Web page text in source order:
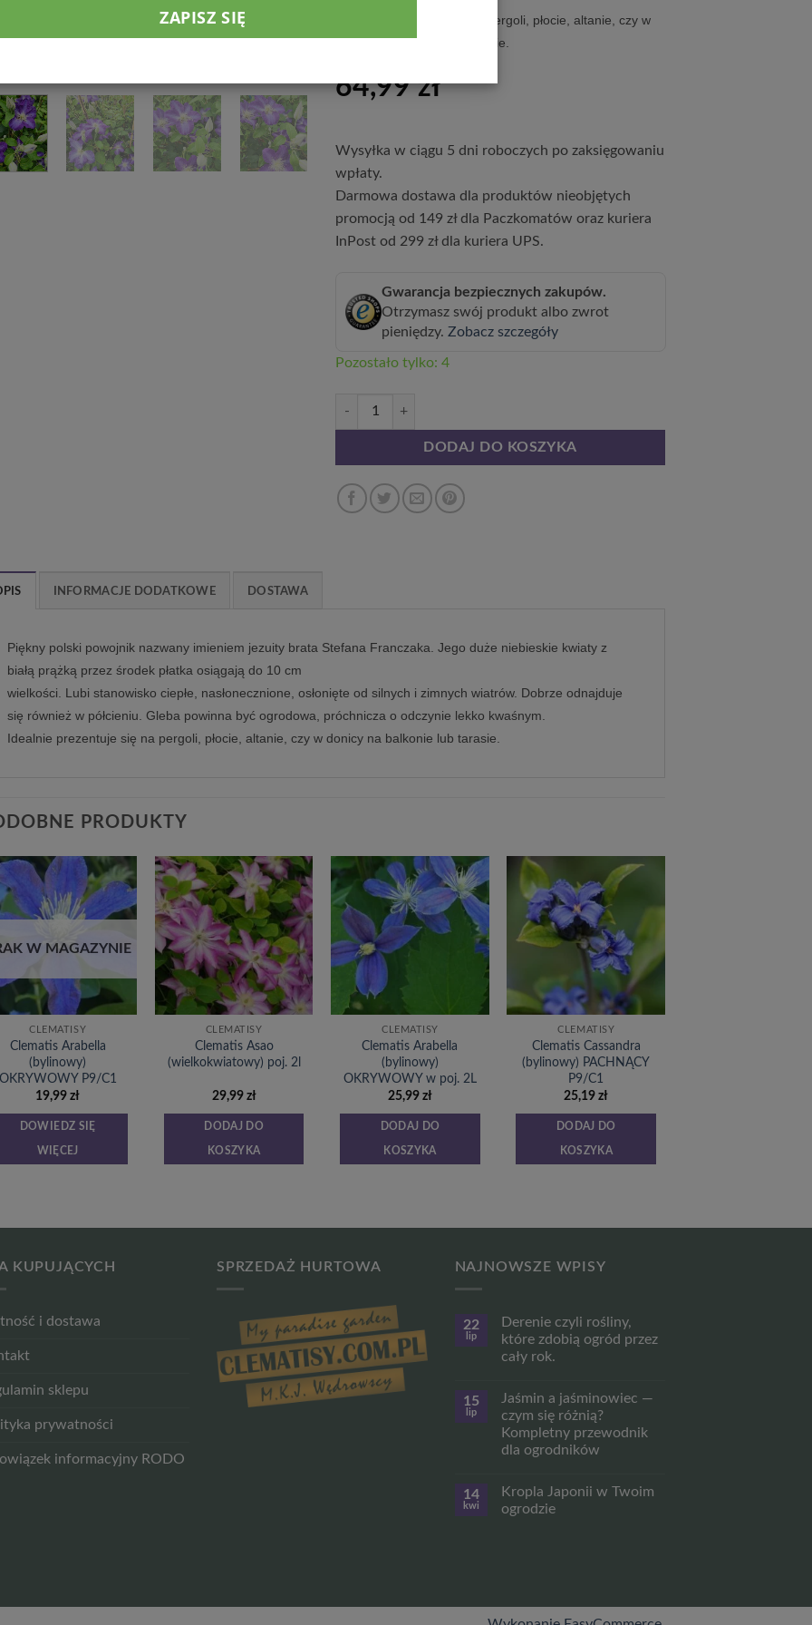
Idealnie prezentuje się na pergoli, płocie, altanie, czy w
donicy na balkonie lub tarasie.
64,99zł
Wysyłka w ciągu 5 dni roboczych po zaksięgowaniu
wpłaty.
Darmowa dostawa dla produktów nieobjętych
promocją od 149 zł dla Paczkomatów oraz kuriera
InPost od 299 zł dla kuriera UPS.
Gwarancja bezpiecznych zakupów.
Otrzymasz swój produkt albo zwrot
pieniędzy.Zobacz szczegóły
Pozostało tylko: 4
ilość Clematis Stefan Franczak poj, 4 L
DODAJ DO KOSZYKA
INFORMACJE DODATKOWE DOSTAWA
Piękny polski powojnik nazwany imieniem jezuity brata Stefana Franczaka. Jego duże niebieskie kwiaty z
białą prążką przez środek płatka osiągają do 10 cm
wielkości. Lubi stanowisko ciepłe, nasłonecznione, osłonięte od silnych i zimnych wiatrów. Dobrze odnajduje
się również w półcieniu. Gleba powinna być ogrodowa, próchnicza o odczynie lekko kwaśnym.
Idealnie prezentuje się na pergoli, płocie, altanie, czy w donicy na balkonie lub tarasie.
PRODUKTY
do
życzeń
W MAGAZYNIE
CLEMATISY
Clematis Arabella
(bylinowy)
OKRYWOWY P9/C1
19,99zł
DOWIEDZ SIĘ
WIĘCEJ
Dodaj
do
listy
życzeń
CLEMATISY
Clematis Asao
(wielkokwiatowy) poj. 2l
29,99 zł
DODAJ DO
KOSZYKA
Dodaj
listy
CLEMATISY
Clematis Arabella
(bylinowy)
OKRYWOWY w poj. 2L
25,99 zł
DODAJ DO
KOSZYKA
życzeń
CLEMATISY
Clematis Cassandra
(bylinowy) PACHNĄCY
P9/C1
25,19zł
DODAJ DO
KOSZYKA
KUPUJĄCYCH
i dostawa
sklepu
prywatności
informacyjny RODO
SPRZEDAŻ HURTOWA NAJNOWSZE WPISY
22
lip
Derenie czyli rośliny,
które zdobią ogród przez
cały rok.
do
Derenie
czyli
rośliny,
które
zdobią
cały
rok.
15
lip
Jaśmin a jaśminowiec —
czym się różnią?
Kompletny przewodnik
dla ogrodników
do
Jaśmin
a
dla
ogrodników
14
kwi
Kropla Japonii w Twoim
ogrodzie
ogrodzie